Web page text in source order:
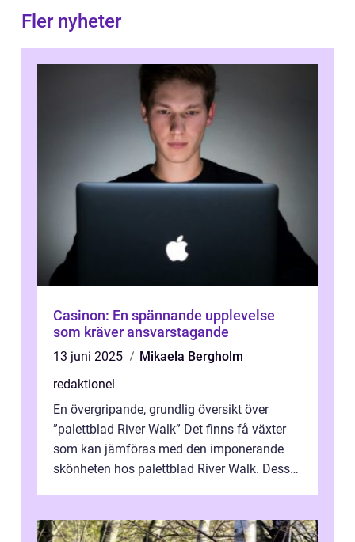
Fler nyheter
Casinon: En spännande upplevelse
som kräver ansvarstagande
13 juni 2025
Mikaela Bergholm
redaktionel
En övergripande, grundlig översikt över
”palettblad River Walk” Det finns få växter
som kan jämföras med den imponerande
skönheten hos palettblad River Walk. Dess